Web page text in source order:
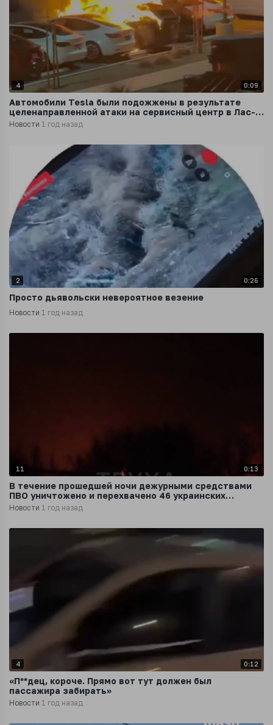
4 0:09
Автомобили Tesla были подожжены в результате
целенаправленной атаки на сервисный центр в Лас-
Вегасе
Новости 1 год назад
2 0:26
Просто дьявольски невероятное везение
Новости 1 год назад
11 0:13
В течение прошедшей ночи дежурными средствами
ПВО уничтожено и перехвачено 46 украинских
беспилотных летательных аппаратов
Новости 1 год назад
4 0:12
«П**дец, короче. Прямо вот тут должен был
пассажира забирать»
Новости 1 год назад